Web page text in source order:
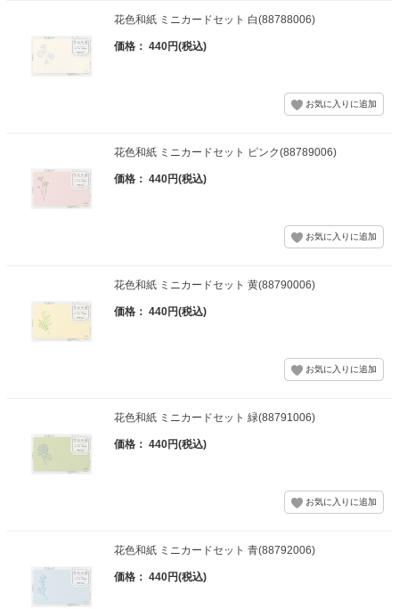
花色和紙 ミニカードセット 白(88788006)
価格： 440円(税込)
花色和紙 ミニカードセット ピンク(88789006)
価格： 440円(税込)
花色和紙 ミニカードセット 黄(88790006)
価格： 440円(税込)
花色和紙 ミニカードセット 緑(88791006)
価格： 440円(税込)
花色和紙 ミニカードセット 青(88792006)
価格： 440円(税込)